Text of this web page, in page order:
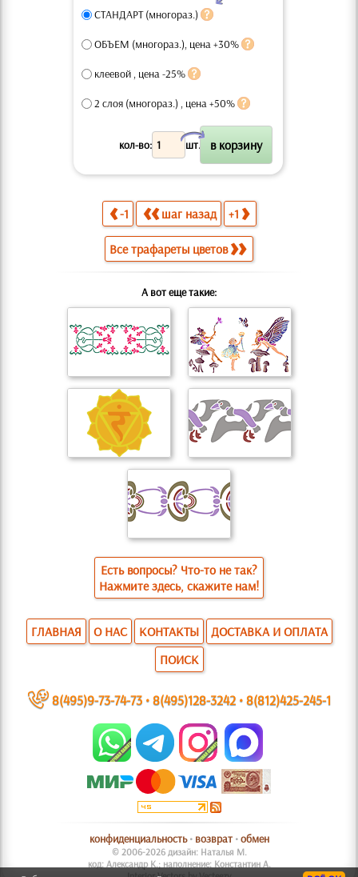
СТАНДАРТ (многораз.)
ОБЪЕМ (многораз.), цена +30%
клеевой , цена -25%
2 слоя (многораз.) , цена +50%
кол-во: шт.
X
-1 шаг назад +1
Все трафареты цветов
А вот еще такие:
Есть вопросы? Что-то не так?
Нажмите здесь, скажите нам!
ГЛАВНАЯ О НАС КОНТАКТЫ
ДОСТАВКА И ОПЛАТА
ПОИСК
~ 8(495)9-73-74-73•8(495)128-3242•8(812)425-245-1
конфиденциальность• возврат•обмен
© 2006-2026 дизайн: Наталья М.
код: Александр К.; наполнение: Константин А.